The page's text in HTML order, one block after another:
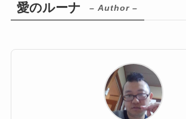
愛のルーナ – Author –